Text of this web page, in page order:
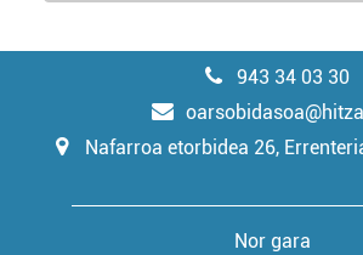
943 34 03 30
Nafarroa etorbidea 26,
Nor gara